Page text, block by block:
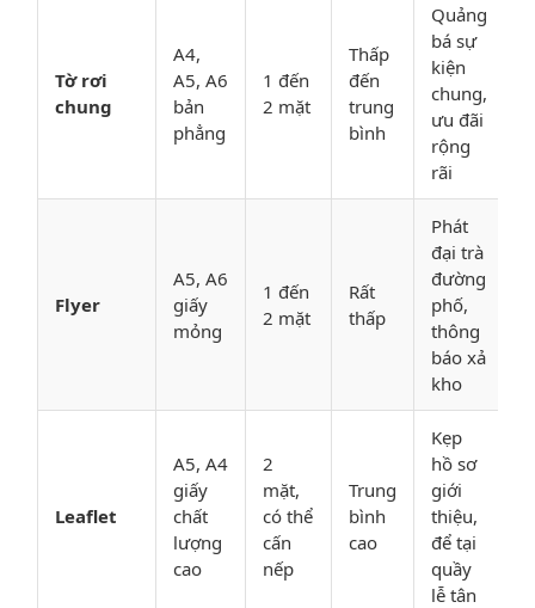
Tờ rơi
chung
A4,
A5, A6
bản
phẳng
1 đến
2 mặt
Thấp
đến
trung
bình
Quảng
bá sự
kiện
chung,
ưu đãi
rộng
rãi
Flyer
A5, A6
giấy
mỏng
1 đến
2 mặt
Rất
thấp
Phát
đại trà
đường
phố,
thông
báo xả
kho
Leaflet
A5, A4
giấy
chất
lượng
cao
2
mặt,
có thể
cấn
nếp
Trung
bình
cao
Kẹp
hồ sơ
giới
thiệu,
để tại
quầy
lễ tân